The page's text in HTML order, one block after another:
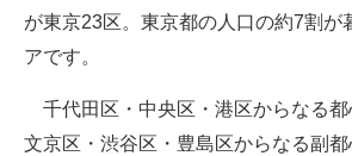
が東京23区。東京都の人口の約7割が
アです。
千代田区・中央区・港区からなる都
文京区・渋谷区・豊島区からなる副